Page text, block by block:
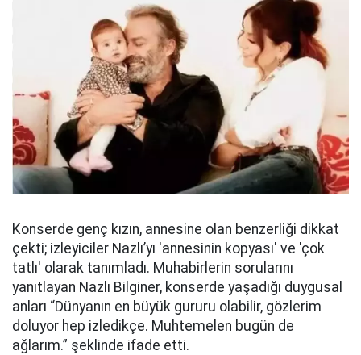
Konserde genç kızın, annesine olan benzerliği dikkat
çekti; izleyiciler Nazlı’yı 'annesinin kopyası' ve 'çok
tatlı' olarak tanımladı. Muhabirlerin sorularını
yanıtlayan Nazlı Bilginer, konserde yaşadığı duygusal
anları “Dünyanın en büyük gururu olabilir, gözlerim
doluyor hep izledikçe. Muhtemelen bugün de
ağlarım.” şeklinde ifade etti.